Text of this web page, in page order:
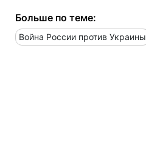
Больше по теме:
Война России против Украины